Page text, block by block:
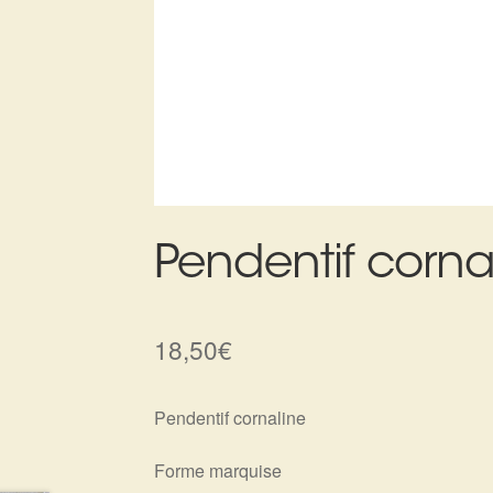
Pendentif
18,50€
Pendentif cornaline
Forme marquise